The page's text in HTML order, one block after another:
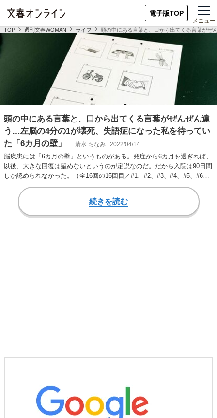
電子版TOP
メニュー
TOP 週刊文春WOMAN ライフ 頭の中にある言葉と、口から出てくる言葉がぜ
頭の中にある言葉と、口から出てくる言葉がぜんぜん違
う…左脳の4分の1が壊死、失語症になった私を待ってい
た「6カ月の壁」
清水 ちなみ 2022/04/14
脳疾患には「6カ月の壁」というものがある。発症から6カ月を過ぎれば、
以後、大きな回復は望めないというのが定説なのだ。だから入院は90日間
しか認められなかった。（全16回の15回目／#1、#2、#3、#4、#5、#6…
続きを読む